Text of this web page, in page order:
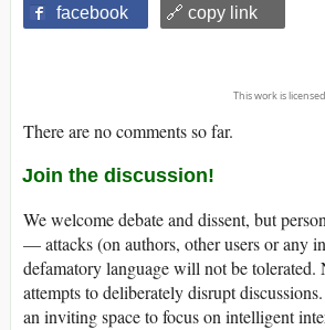
facebook 🔗 copy link
This work is
There are no comments so far.
Join the discussion!
We welcome debate and dissent, but
— attacks (on authors, other users or any
defamatory language will not be
attempts to deliberately disrupt
an inviting space to focus on intelligent